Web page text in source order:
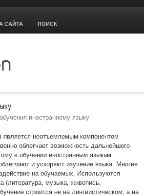
САЙТА ПОИСК
иностранному языку
является неотъемлемым компонентом
облегчает возможность дальнейшего
в обучении иностранным языкам
и ускоряют изучение языка. Многие
на обучаемых. Используются
(литература, музыка, живопись,
строится не на лингвистическом, а на